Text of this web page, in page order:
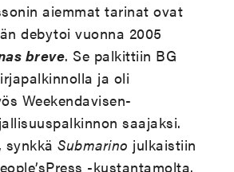
aiemmat tarinat ovat
debytoi vuonna 2005
breve. Se palkittiin BG
ja oli
Weekendavisen-
saajaksi.
synkkäSubmarino julkaistiin
-kustantamolta.